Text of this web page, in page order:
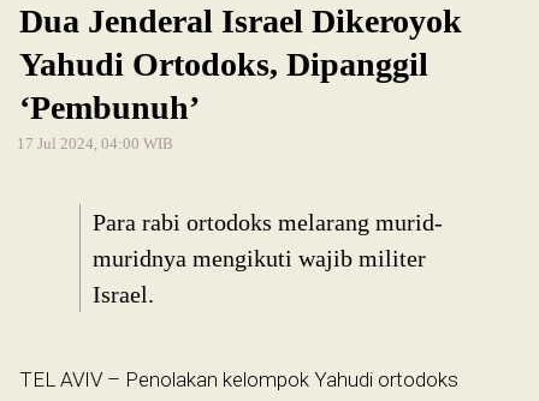
Dua Jenderal Israel Dikeroyok
Yahudi Ortodoks, Dipanggil
‘Pembunuh’
17 Jul 2024, 04:00 WIB
Para rabi ortodoks melarang murid-
muridnya mengikuti wajib militer
Israel.
TEL AVIV – Penolakan kelompok Yahudi ortodoks